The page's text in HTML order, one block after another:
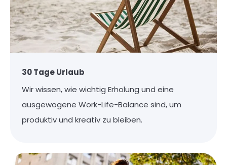
30 Tage Urlaub
Wir wissen, wie wichtig Erholung und eine
ausgewogene Work-Life-Balance sind, um
produktiv und kreativ zu bleiben.